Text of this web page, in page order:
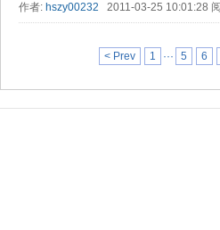
作者: hszy00232 2011-03-25 10:01:28
< Prev 1 ··· 5 6